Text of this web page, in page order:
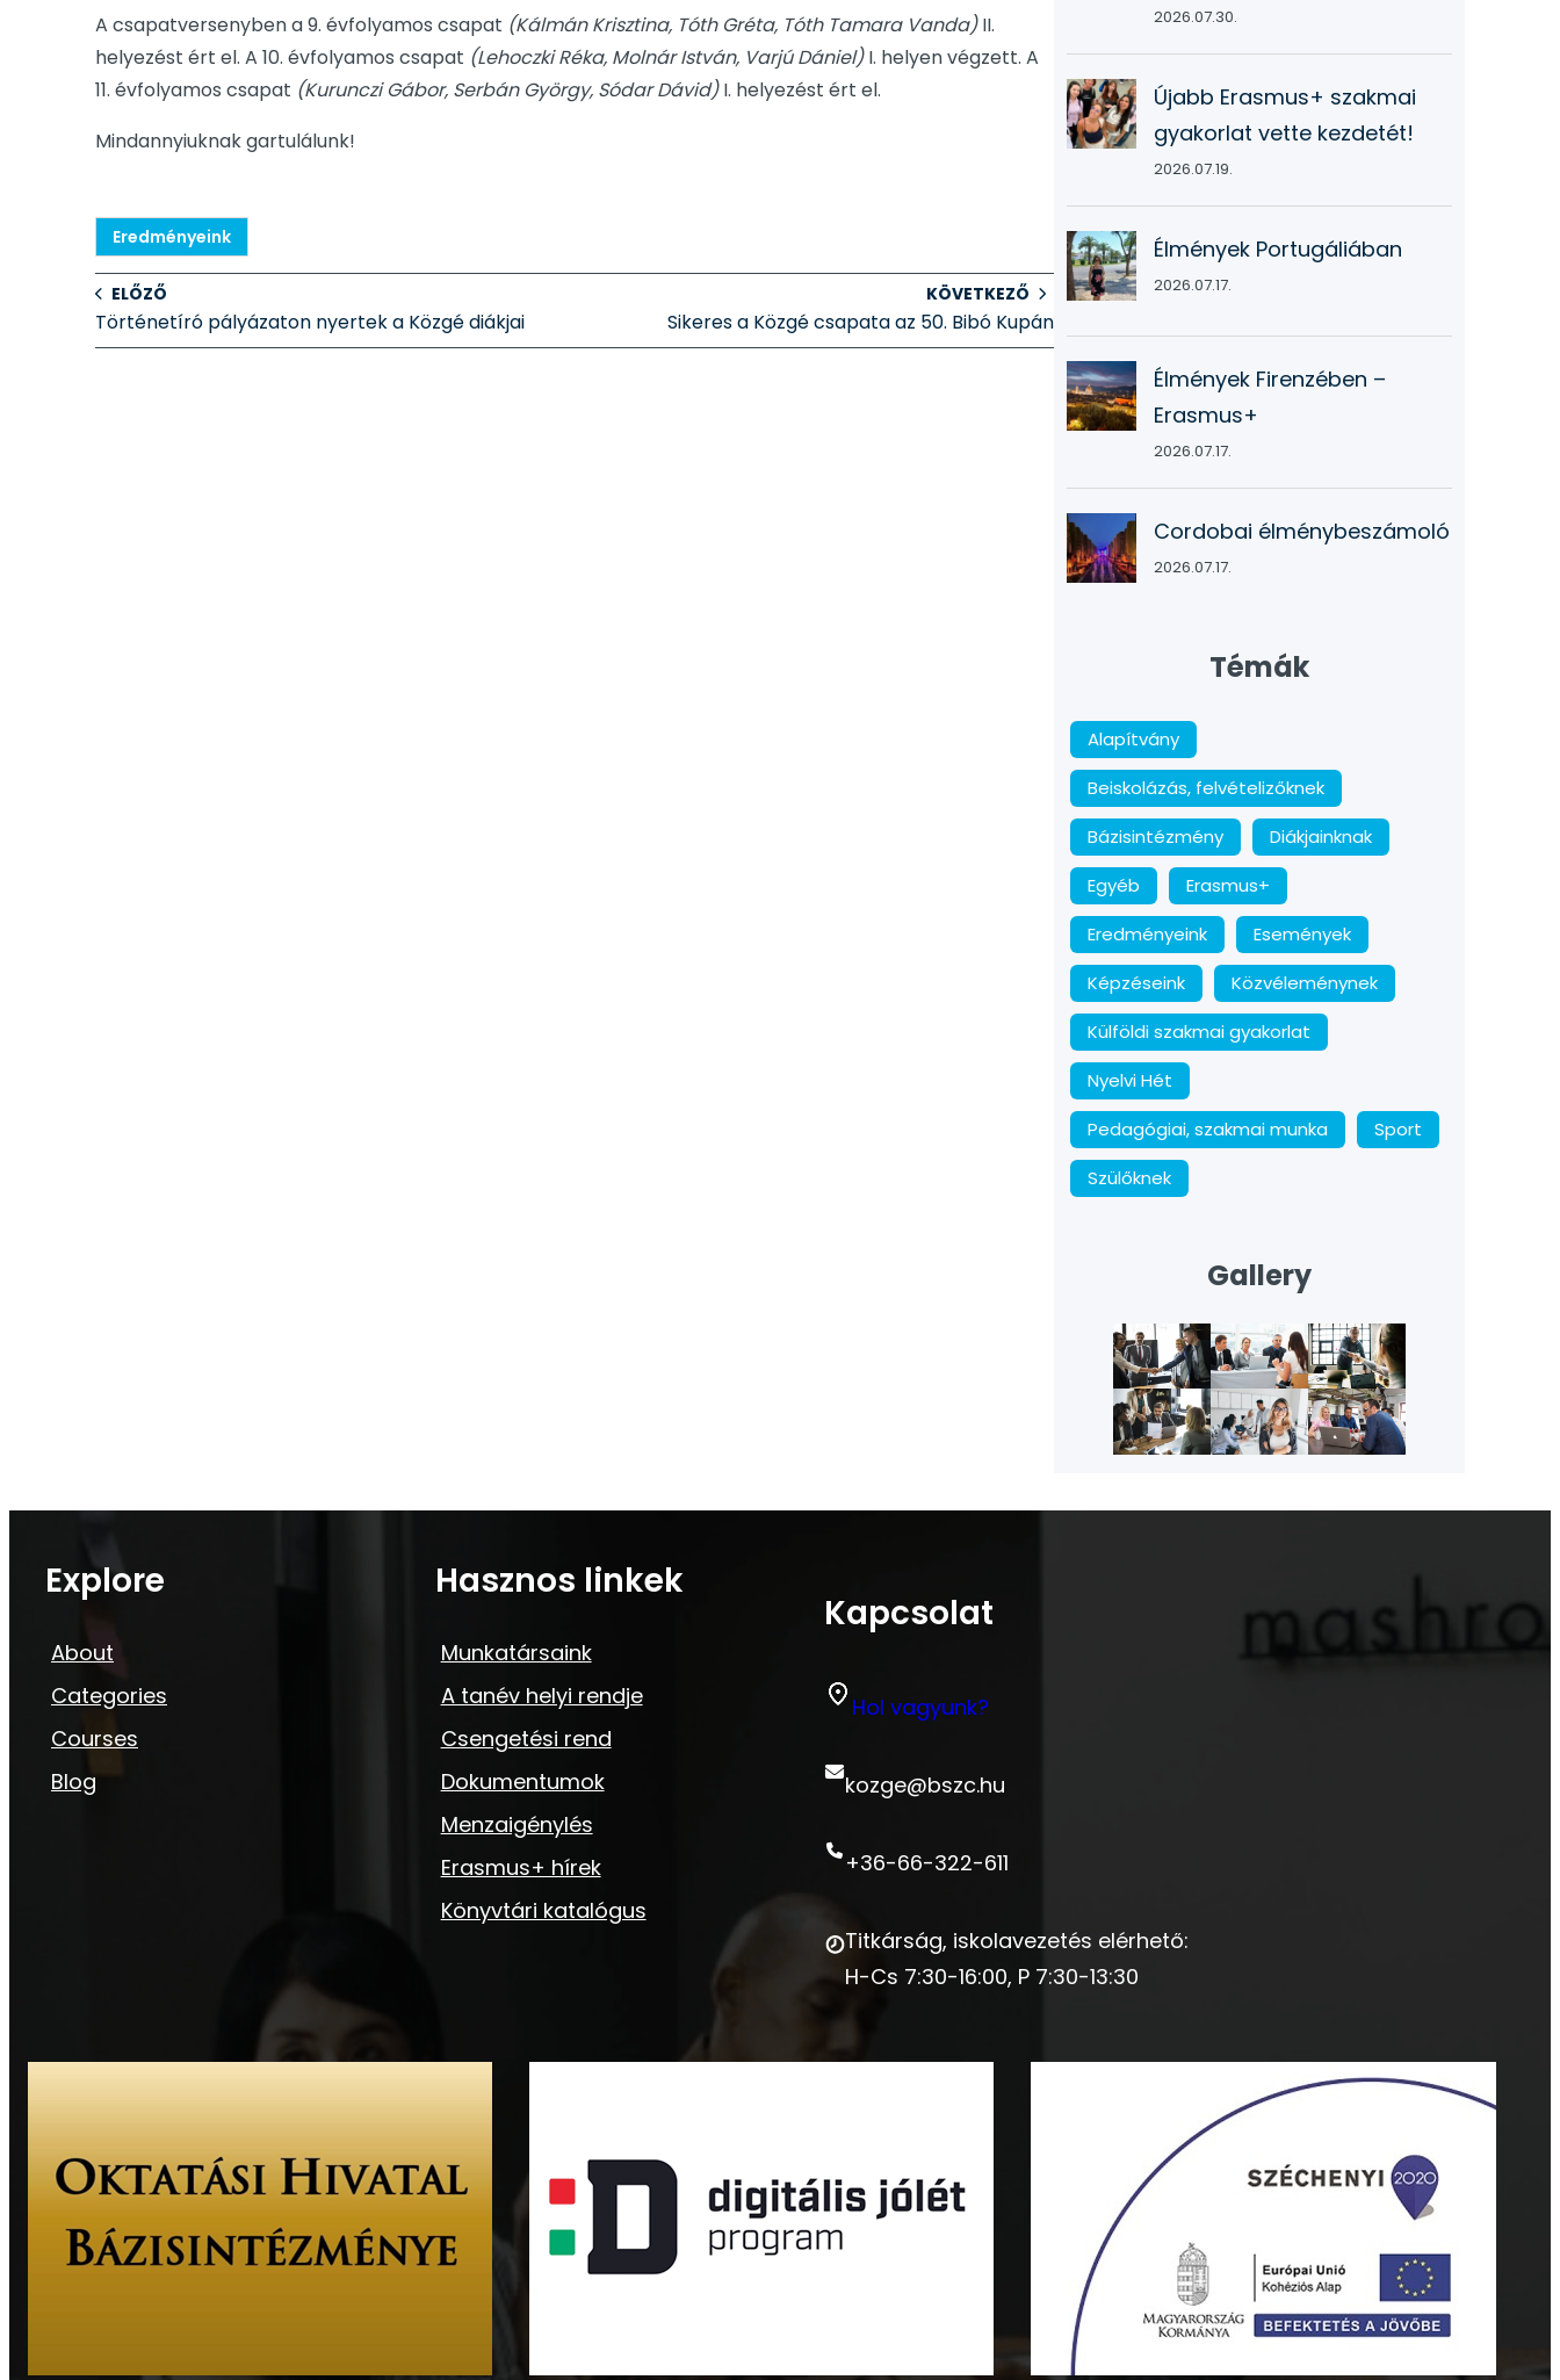
A csapatversenyben a 9. évfolyamos csapat (Kálmán Krisztina, Tóth Gréta, Tóth Tamara Vanda)II.
helyezést ért el. A 10. évfolyamos csapat (Lehoczki Réka, Molnár István, Varjú Dániel)I. helyen végzett. A
11. évfolyamos csapat (Kurunczi Gábor, Serbán György, Sódar Dávid)I. helyezést ért el.
Mindannyiuknak gartulálunk!
Eredményeink
ELŐZŐ
Történetíró pályázaton nyertek a Közgé diákjai
KÖVETKEZŐ
Sikeres a Közgé csapata az 50. Bibó Kupán
2026.07.30.
Újabb Erasmus+ szakmai
gyakorlat vette kezdetét!
2026.07.19.
Élmények Portugáliában
2026.07.17.
Élmények Firenzében –
Erasmus+
2026.07.17.
Cordobai élménybeszámoló
2026.07.17.
Témák
Alapítvány
Beiskolázás, felvételizőknek
Bázisintézmény
Diákjainknak
Egyéb
Erasmus+
Eredményeink
Események
Képzéseink
Közvéleménynek
Külföldi szakmai gyakorlat
Nyelvi Hét
Pedagógiai, szakmai munka
Sport
Szülőknek
Gallery
Explore
About
Categories
Courses
Blog
Hasznos linkek
Munkatársaink
A tanév helyi rendje
Csengetési rend
Dokumentumok
Menzaigénylés
Erasmus+ hírek
Könyvtári katalógus
Kapcsolat
Hol vagyunk?
kozge@bszc.hu
+36-66-322-611
Titkárság, iskolavezetés elérhető:
H-Cs 7:30-16:00, P 7:30-13:30